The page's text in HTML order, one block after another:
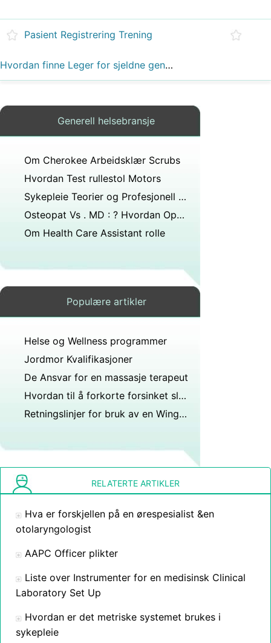
Pasient Registrering Trening
Hvordan finne Leger for sjeldne genetiske sykdommer
Generell helsebransje
Om Cherokee Arbeidsklær Scrubs
Hvordan Test rullestol Motors
Sykepleie Teorier og Profesjonell Sykepleier Practice
Osteopat Vs . MD : ? Hvordan Opplæring Skiller
Om Health Care Assistant rolle
Populære artikler
Helse og Wellness programmer
Jordmor Kvalifikasjoner
De Ansvar for en massasje terapeut
Hvordan til å forkorte forsinket slipp
Retningslinjer for bruk av en Winged Collection Set
RELATERTE ARTIKLER
Hva er forskjellen på en ørespesialist &en
otolaryngologist
AAPC Officer plikter
Liste over Instrumenter for en medisinsk Clinical
Laboratory Set Up
Hvordan er det metriske systemet brukes i
sykepleie